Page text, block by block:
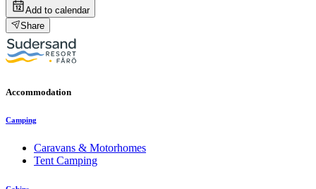
Add to calendar
Share
Accommodation
Camping
Caravans & Motorhomes
Tent Camping